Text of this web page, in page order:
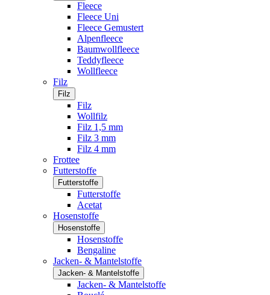
Fleece
Fleece Uni
Fleece Gemustert
Alpenfleece
Baumwollfleece
Teddyfleece
Wollfleece
Filz
Filz
Filz
Wollfilz
Filz 1,5 mm
Filz 3 mm
Filz 4 mm
Frottee
Futterstoffe
Futterstoffe
Futterstoffe
Acetat
Hosenstoffe
Hosenstoffe
Hosenstoffe
Bengaline
Jacken- & Mantelstoffe
Jacken- & Mantelstoffe
Jacken- & Mantelstoffe